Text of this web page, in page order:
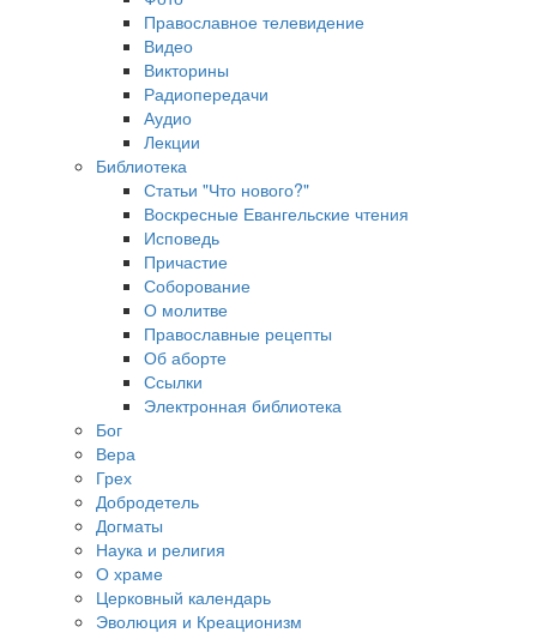
Православное телевидение
Видео
Викторины
Радиопередачи
Аудио
Лекции
Библиотека
Статьи "Что нового?"
Воскресные Евангельские чтения
Исповедь
Причастие
Соборование
О молитве
Православные рецепты
Об аборте
Ссылки
Электронная библиотека
Бог
Вера
Грех
Добродетель
Догматы
Наука и религия
О храме
Церковный календарь
Эволюция и Креационизм